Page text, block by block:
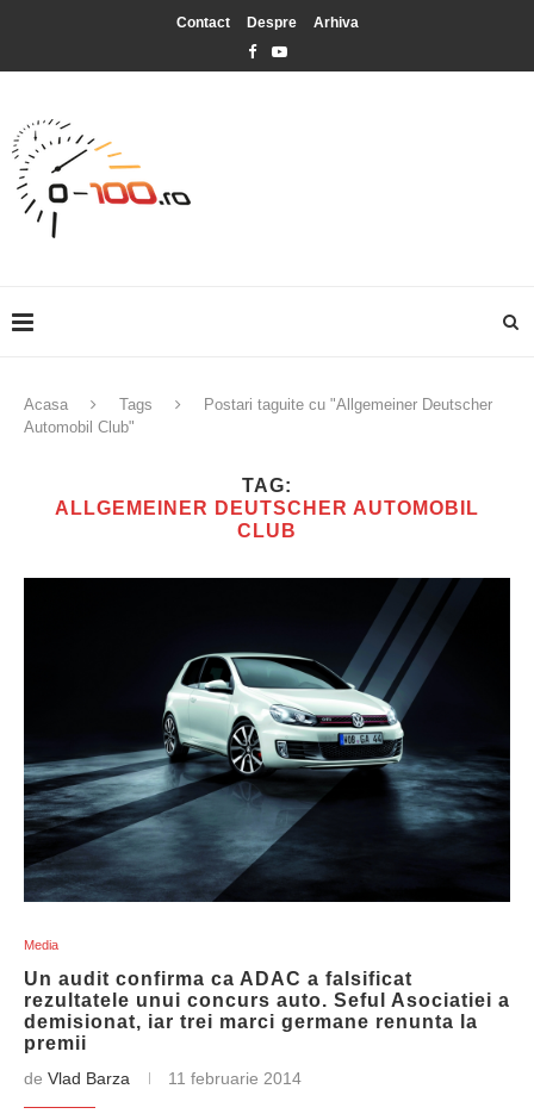
Contact Despre Arhiva
Acasa Tags
Postari taguite cu "Allgemeiner Deutscher
Automobil Club"
TAG:
ALLGEMEINER DEUTSCHER AUTOMOBIL
CLUB
Media
Un audit confirma ca ADAC a falsificat
rezultatele unui concurs auto. Seful Asociatiei a
demisionat, iar trei marci germane renunta la
premii
de Vlad Barza 11 februarie 2014